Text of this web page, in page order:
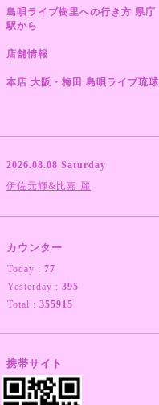
島唄ライブ樹里への行き方 県庁
駅から
店舗情報
本店 大阪・梅田 島唄ライブ琉球
2026.08.08 Saturday
伊佐元輝&比嘉 麗
カウンター
Today : 77
Yesterday : 395
Total : 355915
携帯サイト